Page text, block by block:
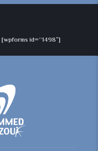
[wpforms id=”1498″]